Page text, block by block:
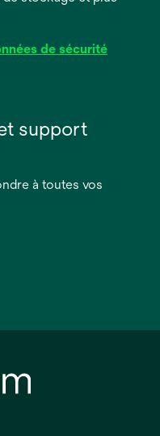
de sécurité
support
à toutes vos